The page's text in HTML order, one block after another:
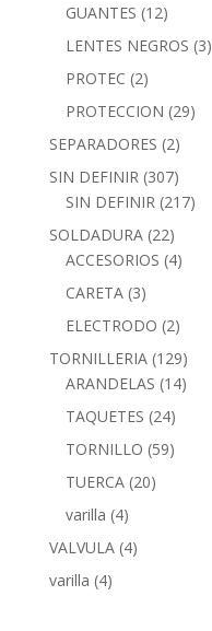
GUANTES (12)
LENTES NEGROS (3)
PROTEC (2)
PROTECCION (29)
SEPARADORES (2)
SIN DEFINIR (307)
SIN DEFINIR (217)
SOLDADURA (22)
ACCESORIOS (4)
CARETA (3)
ELECTRODO (2)
TORNILLERIA (129)
ARANDELAS (14)
TAQUETES (24)
TORNILLO (59)
TUERCA (20)
varilla (4)
VALVULA (4)
varilla (4)